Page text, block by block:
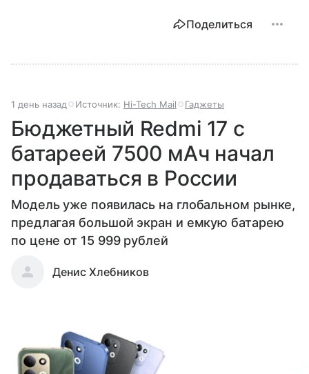
Поделиться
1 день назад Источник: Hi-Tech Mail Гаджеты
Бюджетный Redmi 17 с
батареей 7500 мАч начал
продаваться в России
Модель уже появилась на глобальном рынке,
предлагая большой экран и емкую батарею
по цене от 15 999 рублей
Денис Хлебников